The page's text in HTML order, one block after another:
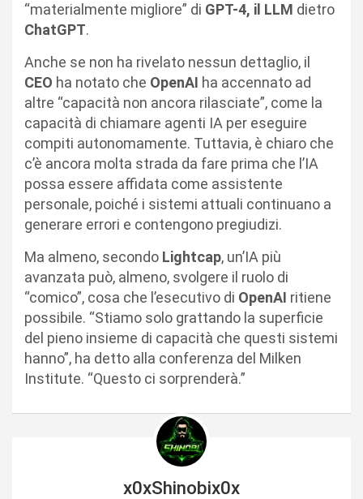
“materialmente migliore” di GPT-4, il LLM dietro
ChatGPT.
Anche se non ha rivelato nessun dettaglio, il
CEO ha notato che OpenAI ha accennato ad
altre “capacità non ancora rilasciate”, come la
capacità di chiamare agenti IA per eseguire
compiti autonomamente. Tuttavia, è chiaro che
c’è ancora molta strada da fare prima che l’IA
possa essere affidata come assistente
personale, poiché i sistemi attuali continuano a
generare errori e contengono pregiudizi.
Ma almeno, secondo Lightcap, un’IA più
avanzata può, almeno, svolgere il ruolo di
“comico”, cosa che l’esecutivo di OpenAI ritiene
possibile. “Stiamo solo grattando la superficie
del pieno insieme di capacità che questi sistemi
hanno”, ha detto alla conferenza del Milken
Institute. “Questo ci sorprenderà.”
x0xShinobix0x